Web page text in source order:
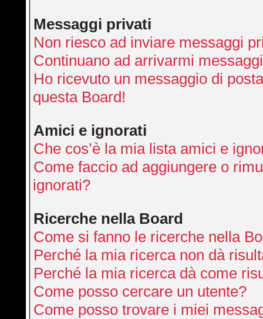
Messaggi privati
Non riesco ad inviare messaggi
Continuano ad arrivarmi
Ho ricevuto un messaggio di
questa Board!
Amici e ignorati
Che cos’è la mia lista amici e
Come faccio ad aggiungere o
ignorati?
Ricerche nella Board
Come si fanno le ricerche nella
Perché la mia ricerca non dà
Perché la mia ricerca dà come
Come posso cercare un utente?
Come posso trovare i miei